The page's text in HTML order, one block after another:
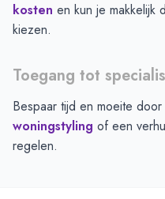
kosten en kun je
kiezen.
Toegang tot
Bespaar tijd en moeite
woningstyling of een
regelen.